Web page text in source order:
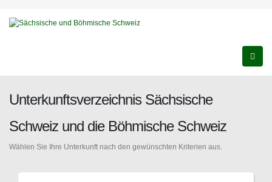
Unterkunftsverzeichnis Sächsische
Schweiz und die Böhmische Schweiz
Wählen Sie Ihre Unterkunft nach den gewünschten Kriterien aus.